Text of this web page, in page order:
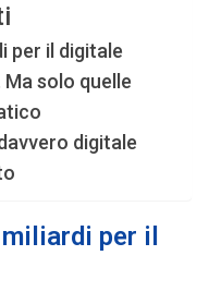
per il digitale
Ma solo quelle
digitale
per il